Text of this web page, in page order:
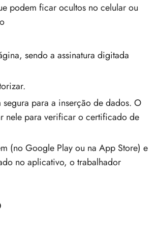
podem ficar ocultos no celular ou
sendo a assinatura digitada
para a inserção de dados. O
nele para verificar o certificado de
(no Google Play ou na App Store) e
no aplicativo, o trabalhador